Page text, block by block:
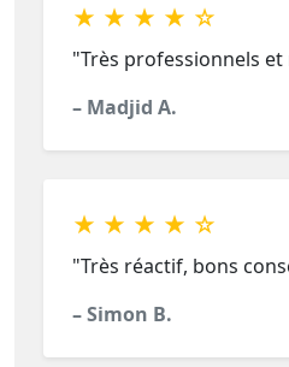
★ ★ ★ ★ ☆
"Très professionnels
– Madjid A.
★ ★ ★ ★ ☆
"Très réactif, bons
– Simon B.